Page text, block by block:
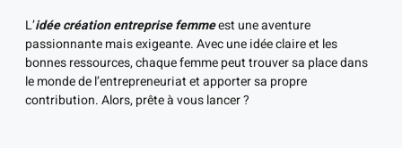
L’idée création entreprise femmeest une aventure
passionnante mais exigeante. Avec une idée claire et les
bonnes ressources, chaque femme peut trouver sa place dans
le monde de l’entrepreneuriat et apporter sa propre
contribution. Alors, prête à vous lancer ?